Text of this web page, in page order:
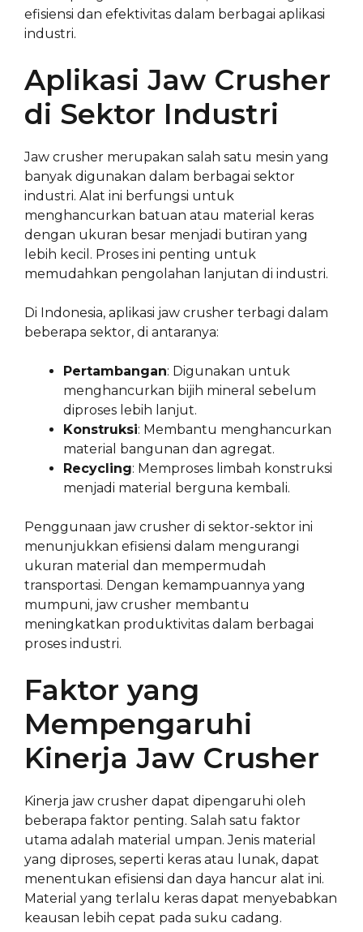
efisiensi dan efektivitas dalam berbagai aplikasi
industri.
Aplikasi Jaw Crusher
di Sektor Industri
Jaw crusher merupakan salah satu mesin yang
banyak digunakan dalam berbagai sektor
industri. Alat ini berfungsi untuk
menghancurkan batuan atau material keras
dengan ukuran besar menjadi butiran yang
lebih kecil. Proses ini penting untuk
memudahkan pengolahan lanjutan di industri.
Di Indonesia, aplikasi jaw crusher terbagi dalam
beberapa sektor, di antaranya:
Pertambangan: Digunakan untuk
menghancurkan bijih mineral sebelum
diproses lebih lanjut.
Konstruksi: Membantu menghancurkan
material bangunan dan agregat.
Recycling: Memproses limbah konstruksi
menjadi material berguna kembali.
Penggunaan jaw crusher di sektor-sektor ini
menunjukkan efisiensi dalam mengurangi
ukuran material dan mempermudah
transportasi. Dengan kemampuannya yang
mumpuni, jaw crusher membantu
meningkatkan produktivitas dalam berbagai
proses industri.
Faktor yang
Mempengaruhi
Kinerja Jaw Crusher
Kinerja jaw crusher dapat dipengaruhi oleh
beberapa faktor penting. Salah satu faktor
utama adalah material umpan. Jenis material
yang diproses, seperti keras atau lunak, dapat
menentukan efisiensi dan daya hancur alat ini.
Material yang terlalu keras dapat menyebabkan
keausan lebih cepat pada suku cadang.